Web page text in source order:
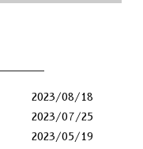
2023/08/18
2023/07/25
2023/05/19